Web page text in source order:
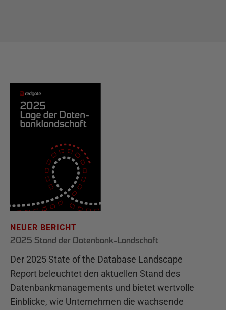
NEUER BERICHT
2025 Stand der Datenbank-Landschaft
Der 2025 State of the Database Landscape
Report beleuchtet den aktuellen Stand des
Datenbankmanagements und bietet wertvolle
Einblicke, wie Unternehmen die wachsende